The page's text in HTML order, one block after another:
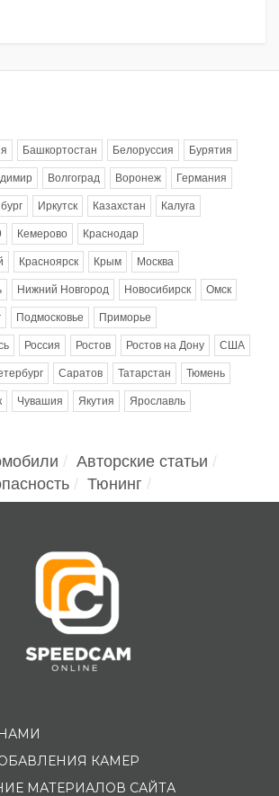
Башкортостан Белоруссия Бурятия
Волгоград Воронеж Германия
Иркутск Казахстан Калуга
Кемерово Краснодар
Красноярск Крым Москва
Нижний Новгород Новосибирск Омск
Подмосковье Приморье
Россия Ростов Ростов на Дону США
Саратов Татарстан Тюмень
Чувашия Якутия Ярославль
Авторские статьи
Тюнинг
водителю
КАМЕР
МАТЕРИАЛОВ САЙТА